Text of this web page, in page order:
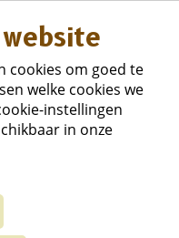
website
cookies om goed te
welke cookies we
instellingen
in onze